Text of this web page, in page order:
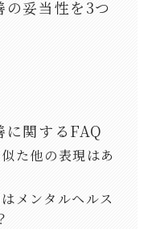
の妥当性を3つ
に関するFAQ
た他の表現はあ
メンタルヘルス